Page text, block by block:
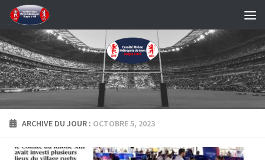
Skip to content
ARCHIVE DU JOUR : OCTOBRE 5, 2023